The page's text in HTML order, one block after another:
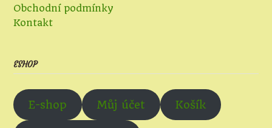
Obchodní podmínky
Kontakt
ESHOP
E-shop Můj účet Košík